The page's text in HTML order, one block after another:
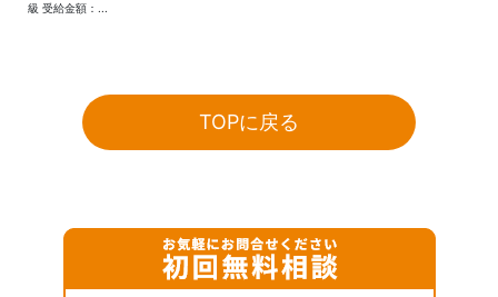
級 受給金額：...
TOPに戻る